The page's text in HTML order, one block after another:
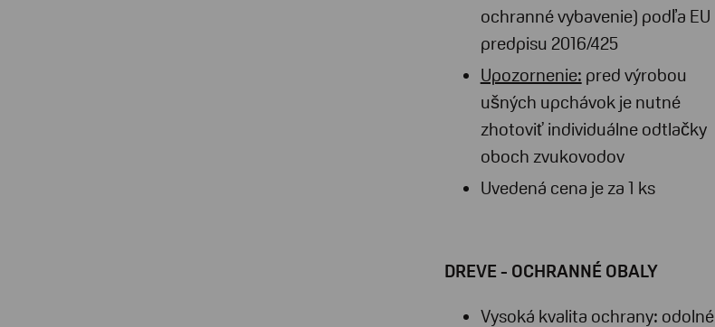
ochranné vybavenie) podľa EU
predpisu 2016/425
Upozornenie: pred výrobou
ušných upchávok je nutné
zhotoviť individuálne odtlačky
oboch zvukovodov
Uvedená cena je za 1 ks
DREVE - OCHRANNÉ OBALY
Vysoká kvalita ochrany: odolné